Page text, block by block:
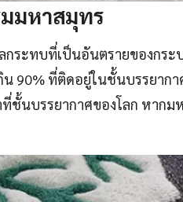
มหาสมุทร
กระทบที่เป็นอันตรายของกร
90% ที่ติดอยู่ในชั้นบรรยาก
ชั้นบรรยากาศของโลก หากม